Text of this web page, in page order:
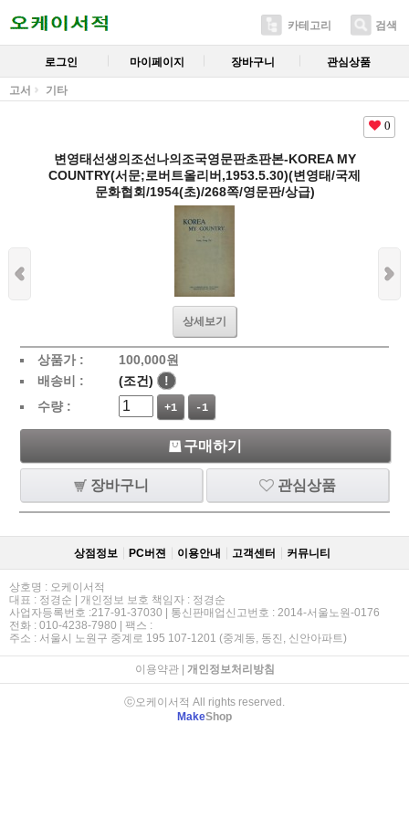
카테고리 검색
로그인 마이페이지 장바구니 관심상품
고서 기타
0
변영태선생의조선나의조국영문판초판본-KOREA MY
COUNTRY(서문;로버트올리버,1953.5.30)(변영태/국제
문화협회/1954(초)/268쪽/영문판/상급)
상세보기
상품가 : 100,000원
배송비 :
(조건)
!
수량 :
+1 -1
구매하기
장바구니 관심상품
상점정보 PC버젼 이용안내 고객센터 커뮤니티
상호명 : 오케이서적
대표 : 정경순 | 개인정보 보호 책임자 : 정경순
사업자등록번호 :217-91-37030 | 통신판매업신고번호 : 2014-서울노원-0176
전화 : 010-4238-7980 | 팩스 :
주소 : 서울시 노원구 중계로 195 107-1201 (중계동, 동진, 신안아파트)
이용약관| 개인정보처리방침
ⓒ오케이서적 All rights reserved.
MakeShop